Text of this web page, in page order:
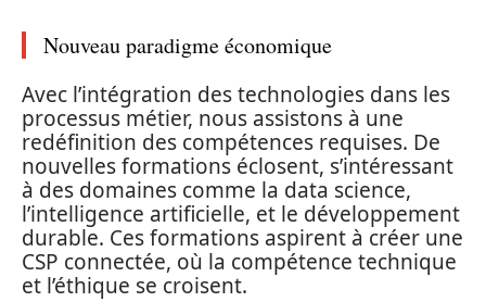
Nouveau paradigme économique
Avec l’intégration des technologies dans les
processus métier, nous assistons à une
redéfinition des compétences requises. De
nouvelles formations éclosent, s’intéressant
à des domaines comme la data science,
l’intelligence artificielle, et le développement
durable. Ces formations aspirent à créer une
CSP connectée, où la compétence technique
et l’éthique se croisent.